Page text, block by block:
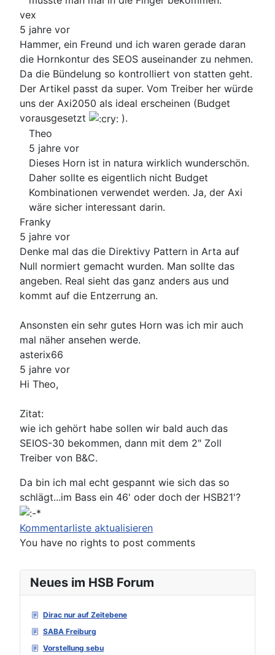
Neues im HSB Forum
Dirac nur auf Zeitebene
SABA Freiburg
Vorstellung sebu
vex
5 jahre vor
Hammer, ein Freund und ich waren gerade daran
die Hornkontur des SEOS auseinander zu nehmen.
Da die Bündelung so kontrolliert von statten geht.
Der Artikel passt da super. Vom Treiber her würde
uns der Axi2050 als ideal erscheinen (Budget
vorausgesetzt
).
Theo
5 jahre vor
Dieses Horn ist in natura wirklich wunderschön.
Daher sollte es eigentlich nicht Budget
Kombinationen verwendet werden. Ja, der Axi
wäre sicher interessant darin.
Franky
5 jahre vor
Denke mal das die Direktivy Pattern in Arta auf
Null normiert gemacht wurden. Man sollte das
angeben. Real sieht das ganz anders aus und
kommt auf die Entzerrung an.
Ansonsten ein sehr gutes Horn was ich mir auch
mal näher ansehen werde.
asterix66
5 jahre vor
Hi Theo,
Zitat:
wie ich gehört habe sollen wir bald auch das
SEIOS-30 bekommen, dann mit dem 2" Zoll
Treiber von B&C.
Da bin ich mal echt gespannt wie sich das so
schlägt...im Bass ein 46' oder doch der HSB21'?
Kommentarliste aktualisieren
You have no rights to post comments